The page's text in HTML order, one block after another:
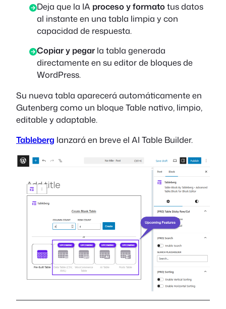
Deja que la IA proceso y formatotus datos
al instante en una tabla limpia y con
capacidad de respuesta.
Copiar y pegarla tabla generada
directamente en su editor de bloques de
WordPress.
Su nueva tabla aparecerá automáticamente en
Gutenberg como un bloque Table nativo, limpio,
editable y adaptable.
Tableberg lanzará en breve el AI Table Builder.